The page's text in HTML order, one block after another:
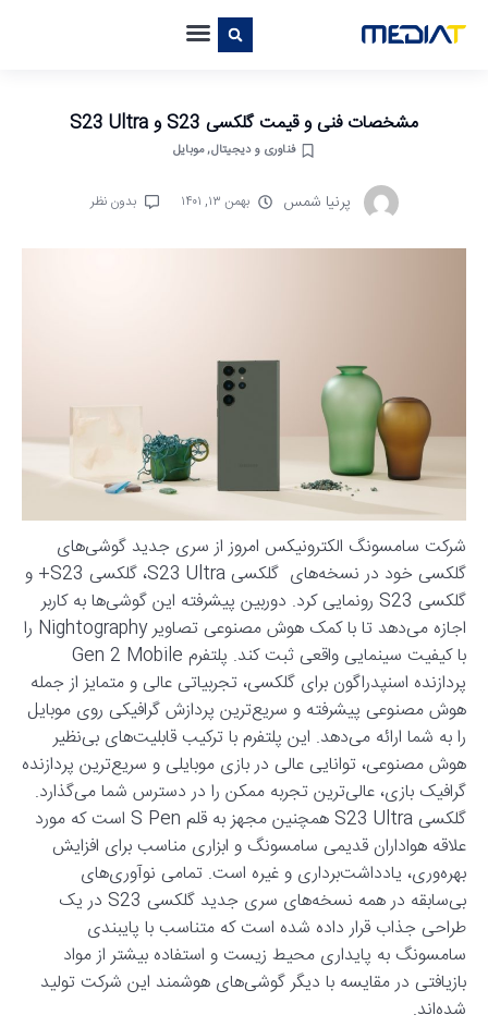
مشخصات فنی و قیمت گلکسی S23 و S23 Ultra
فناوری و دیجیتال,موبایل
پرنیا شمس بهمن ۱۳, ۱۴۰۱ بدون نظر
شرکت سامسونگ الکترونیکس امروز از سری جدید گوشی‌های
گلکسی خود در نسخه‌های گلکسی S23 Ultra، گلکسی S23+ و
گلکسی S23 رونمایی کرد. دوربین پیشرفته این گوشی‌ها به کاربر
اجازه می‌دهد تا با کمک هوش مصنوعی تصاویر Nightography را
با کیفیت سینمایی واقعی ثبت کند. پلتفرم Gen 2 Mobile
پردازنده اسنپدراگون برای گلکسی، تجربیاتی عالی و متمایز از جمله
هوش مصنوعی پیشرفته و سریع‌ترین پردازش گرافیکی روی موبایل
را به شما ارائه می‌دهد. این پلتفرم با ترکیب قابلیت‌های بی‌نظیر
هوش مصنوعی، توانایی عالی در بازی موبایلی و سریع‌ترین پردازنده
گرافیک بازی، عالی‌ترین تجربه ممکن را در دسترس شما می‌گذارد.
گلکسی S23 Ultra همچنین مجهز به قلم S Pen است که مورد
علاقه هواداران قدیمی سامسونگ و ابزاری مناسب برای افزایش
بهره‌وری، یادداشت‌برداری و غیره است. تمامی نوآوری‌های
بی‌سابقه در همه نسخه‌های سری جدید گلکسی S23 در یک
طراحی جذاب قرار داده شده است که متناسب با پایبندی
سامسونگ به پایداری محیط زیست و استفاده بیشتر از مواد
بازیافتی در مقایسه با دیگر گوشی‌های هوشمند این شرکت تولید
شده‌اند.